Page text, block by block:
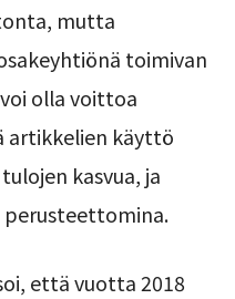
mutta
toimivan
olla voittoa
käyttö
kasvua, ja
perusteettomina.
että vuotta 2018